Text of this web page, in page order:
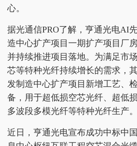
心。
据光通信PRO了解，亨通光电AI
造中心扩产项目一期扩产项目厂
并持续推进项目落地。为满足市
芯等特种光纤持续增长的需求，
发制造中心扩产项目新增工艺、
备，用于超低损空芯光纤、超低
多波段多模光纤等特种光纤生产。
近日，亨通光电宣布成功中标中